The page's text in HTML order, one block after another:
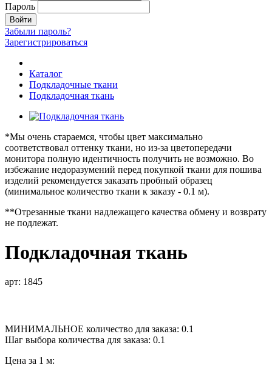
Пароль
Войти
Забыли пароль?
Зарегистрироваться
Каталог
Подкладочные ткани
Подкладочная ткань
*Мы очень стараемся, чтобы цвет максимально
соответствовал оттенку ткани, но из-за цветопередачи
монитора полную идентичность получить не возможно. Во
избежание недоразумений перед покупкой ткани для пошива
изделий рекомендуется заказать пробный образец
(минимальное количество ткани к заказу - 0.1 м).
**Отрезанные ткани надлежащего качества обмену и возврату
не подлежат.
Подкладочная ткань
арт: 1845
МИНИМАЛЬНОЕ количество для заказа: 0.1
Шаг выбора количества для заказа: 0.1
Цена за 1 м: